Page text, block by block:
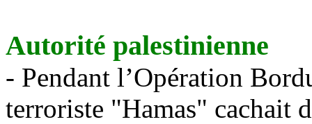
Autorité palestinienne
- Pendant l’Opération
terroriste "Hamas" cachait